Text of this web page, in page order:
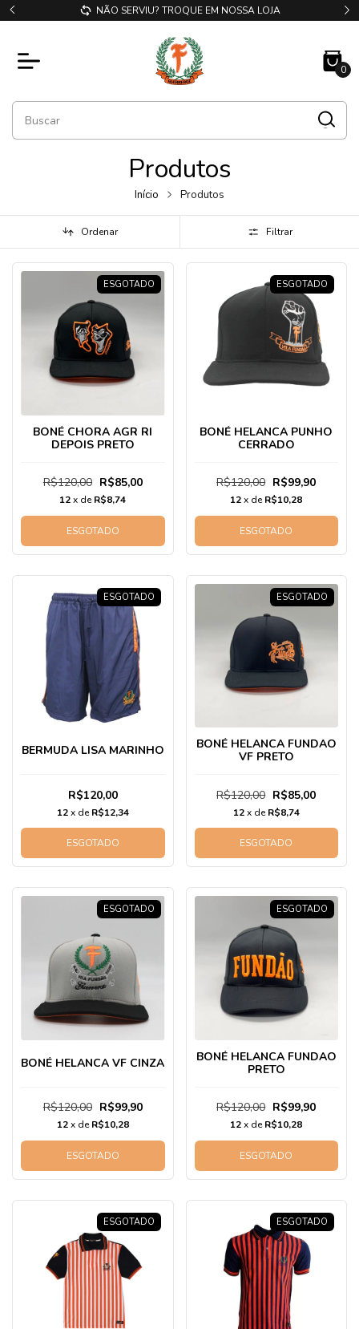
NÃO SERVIU? TROQUE EM NOSSA LOJA
0
Produtos
Início Produtos
Ordenar Filtrar
ESGOTADO
BONÉ CHORA AGR RI
DEPOIS PRETO
R$120,00 R$85,00
12 x deR$8,74
ESGOTADO
ESGOTADO
BONÉ HELANCA PUNHO
CERRADO
R$120,00 R$99,90
12 x deR$10,28
ESGOTADO
ESGOTADO
BERMUDA LISA MARINHO
R$120,00
12 x deR$12,34
ESGOTADO
ESGOTADO
BONÉ HELANCA FUNDAO
VF PRETO
R$120,00 R$85,00
12 x deR$8,74
ESGOTADO
ESGOTADO
BONÉ HELANCA VF CINZA
R$120,00 R$99,90
12 x deR$10,28
ESGOTADO
ESGOTADO
BONÉ HELANCA FUNDAO
PRETO
R$120,00 R$99,90
12 x deR$10,28
ESGOTADO
ESGOTADO ESGOTADO